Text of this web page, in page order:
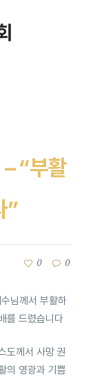
– “부활
”
0 0
님께서 부활하
를 드렸습니다
도께서 사망 권
의 영광과 기쁨